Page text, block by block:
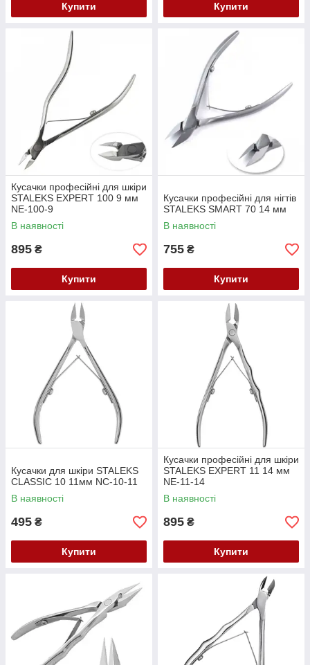
Купити Купити
Кусачки професійні для шкіри
STALEKS EXPERT 100 9 мм
NE-100-9
В наявності
895 ₴
Купити
Кусачки професійні для нігтів
STALEKS SMART 70 14 мм
В наявності
755 ₴
Купити
Кусачки для шкіри STALEKS
CLASSIC 10 11мм NC-10-11
В наявності
495 ₴
Купити
Кусачки професійні для шкіри
STALEKS EXPERT 11 14 мм
NE-11-14
В наявності
895 ₴
Купити